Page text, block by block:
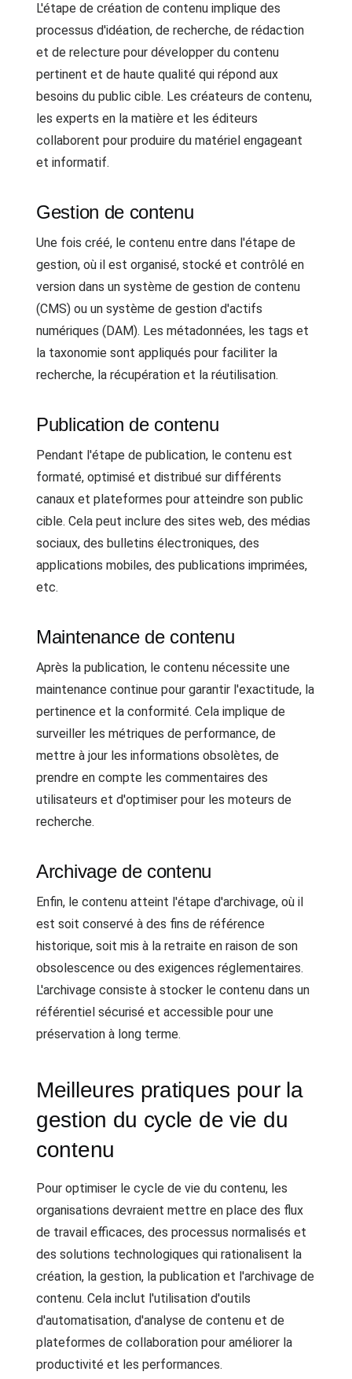
L'étape de création de contenu implique des
processus d'idéation, de recherche, de rédaction
et de relecture pour développer du contenu
pertinent et de haute qualité qui répond aux
besoins du public cible. Les créateurs de contenu,
les experts en la matière et les éditeurs
collaborent pour produire du matériel engageant
et informatif.
Gestion de contenu
Une fois créé, le contenu entre dans l'étape de
gestion, où il est organisé, stocké et contrôlé en
version dans un système de gestion de contenu
(CMS) ou un système de gestion d'actifs
numériques (DAM). Les métadonnées, les tags et
la taxonomie sont appliqués pour faciliter la
recherche, la récupération et la réutilisation.
Publication de contenu
Pendant l'étape de publication, le contenu est
formaté, optimisé et distribué sur différents
canaux et plateformes pour atteindre son public
cible. Cela peut inclure des sites web, des médias
sociaux, des bulletins électroniques, des
applications mobiles, des publications imprimées,
etc.
Maintenance de contenu
Après la publication, le contenu nécessite une
maintenance continue pour garantir l'exactitude, la
pertinence et la conformité. Cela implique de
surveiller les métriques de performance, de
mettre à jour les informations obsolètes, de
prendre en compte les commentaires des
utilisateurs et d'optimiser pour les moteurs de
recherche.
Archivage de contenu
Enfin, le contenu atteint l'étape d'archivage, où il
est soit conservé à des fins de référence
historique, soit mis à la retraite en raison de son
obsolescence ou des exigences réglementaires.
L'archivage consiste à stocker le contenu dans un
référentiel sécurisé et accessible pour une
préservation à long terme.
Meilleures pratiques pour la
gestion du cycle de vie du
contenu
Pour optimiser le cycle de vie du contenu, les
organisations devraient mettre en place des flux
de travail efficaces, des processus normalisés et
des solutions technologiques qui rationalisent la
création, la gestion, la publication et l'archivage de
contenu. Cela inclut l'utilisation d'outils
d'automatisation, d'analyse de contenu et de
plateformes de collaboration pour améliorer la
productivité et les performances.